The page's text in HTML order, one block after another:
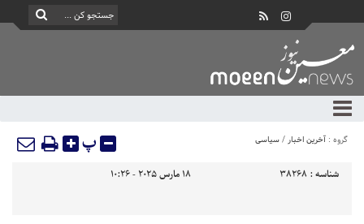
گروه : آخرین اخبار/سیاسی پ
شناسه : 38268 18 مارس 2025 - 10:26